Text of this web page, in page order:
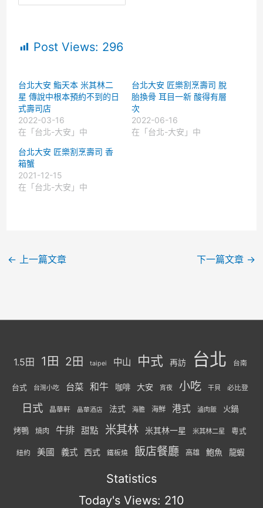
Post Views: 296
台北大安 鮨天本 米其林二
星 傳說中根本預約不到的日
式壽司店
2022-03-16
在「台北-大安」中
台北大安 匠樂割烹壽司 脫
胎換骨 耳目一新 酸得有層
次
2022-06-16
在「台北-大安」中
台北大安 匠樂割烹壽司 香
箱蟹
2021-12-15
在「台北-大安」中
← 上一篇文章 下一篇文章 →
1.5田 1田 2田 taipei 中山 中式 再訪 台北 台南
台式 台灣小吃 台菜 和牛 咖啡 大安 宵夜 小吃 干貝 必比登
日式 晶華軒 晶華酒店 法式 海膽 海鮮 港式 滷肉飯 火鍋
烤鴨 燒肉 牛排 甜點 米其林 米其林一星 米其林二星 粵式
紐約 美國 義式 西式 鐵板燒 飯店餐廳 高雄 鮑魚 龍蝦
Statistics
Today's Views: 210